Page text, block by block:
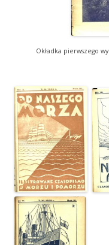
Okładka pierwszego